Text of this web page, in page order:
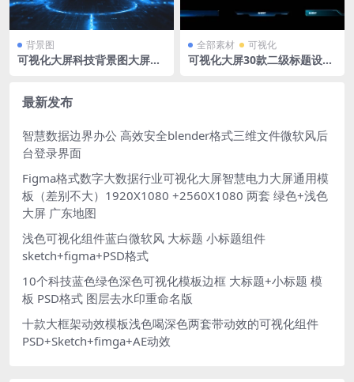
背景图
可视化大屏科技背景图大屏背
全部素材 可视化
可视化大屏30款二级标题设计
最新发布
智慧数据边界办公 高效安全blender格式三维文件微软风后
台登录界面
Figma格式数字大数据行业可视化大屏智慧电力大屏通用模
板（差别不大）1920X1080 +2560X1080 两套 绿色+浅色
大屏 广东地图
浅色可视化组件蓝白微软风 大标题 小标题组件
sketch+figma+PSD格式
10个科技蓝色绿色深色可视化模板边框 大标题+小标题 模
板 PSD格式 图层去水印重命名版
十款大框架动效模板浅色喝深色两套带动效的可视化组件
PSD+Sketch+fimga+AE动效